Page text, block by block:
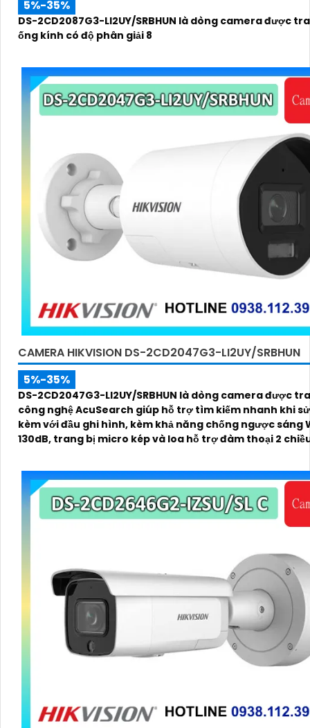
5%-35%
DS-2CD2087G3-LI2UY/SRBHUN là dòng camera được
ống kính có độ phân giải 8
CAMERA HIKVISION DS-2CD2047G3-LI2UY/SRBHUN
5%-35%
DS-2CD2047G3-LI2UY/SRBHUN là dòng camera được
công nghệ AcuSearch giúp hỗ trợ tìm kiếm nhanh khi
kèm với đầu ghi hình, kèm khả năng chống ngược sáng
130dB, trang bị micro kép và loa hỗ trợ đàm thoại 2